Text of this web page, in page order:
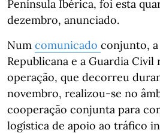
Península Ibérica, foi esta
dezembro, anunciado.
Num comunicado conjunto, a
Republicana e a Guardia Civil
operação, que decorreu
novembro, realizou-se no
cooperação conjunta para
logística de apoio ao tráfico